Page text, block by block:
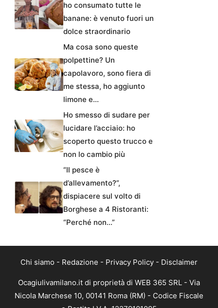
ho consumato tutte le
banane: è venuto fuori un
dolce straordinario
Ma cosa sono queste
polpettine? Un
capolavoro, sono fiera di
me stessa, ho aggiunto
limone e…
Ho smesso di sudare per
lucidare l’acciaio: ho
scoperto questo trucco e
non lo cambio più
“Il pesce è
d’allevamento?”,
dispiacere sul volto di
Borghese a 4 Ristoranti:
“Perché non…”
Chi siamo - Redazione - Privacy Policy - Disclaimer
Ocagiulivamilano.it di proprietà di WEB 365 SRL - Via
Nicola Marchese 10, 00141 Roma (RM) - Codice Fiscale